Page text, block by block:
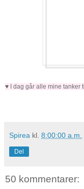
♥ I dag går alle mine tanker
Spirea kl. 8:00:00 a.m.
Del
50 kommentarer: